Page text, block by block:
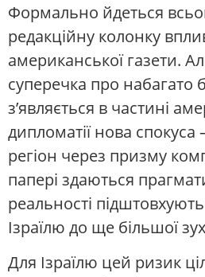
Формально йдеться
редакційну колонку
американської газети.
суперечка про набагато
з’являється в частині
дипломатії нова
регіон через призму
папері здаються
реальності
Ізраїлю до ще більшої
Для Ізраїлю цей ризик